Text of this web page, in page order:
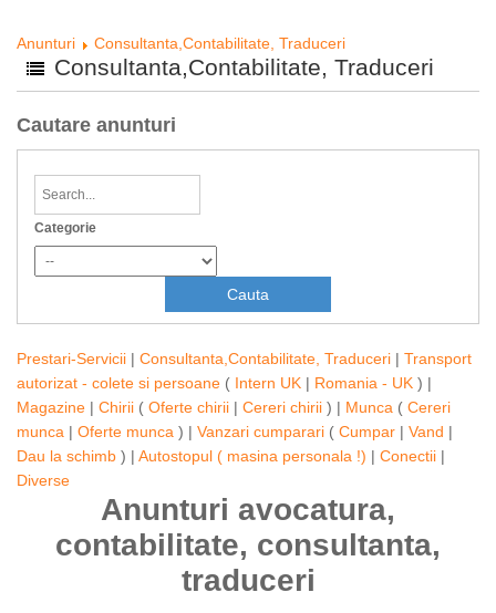
Anunturi Consultanta,Contabilitate, Traduceri
Consultanta,Contabilitate, Traduceri
Cautare anunturi
Categorie
Prestari-Servicii | Consultanta,Contabilitate, Traduceri | Transport
autorizat - colete si persoane ( Intern UK | Romania - UK ) |
Magazine | Chirii ( Oferte chirii | Cereri chirii ) | Munca ( Cereri
munca | Oferte munca ) | Vanzari cumparari ( Cumpar | Vand |
Dau la schimb ) | Autostopul ( masina personala !) | Conectii |
Diverse
Anunturi avocatura,
contabilitate, consultanta,
traduceri